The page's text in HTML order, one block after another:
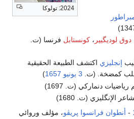
2024: تولوكا
لوديگيير ،كونستابل فرنسا (ت.
إنجليزي اكتشف الطبيعة الحقيقية
كمضخة. (ت. 3 يونيو 1657
)
رياضيات دنماركي (ت. 1697)
الإنگليزي (ت. 1680)
- أنطوان فرانسوا پريڤو، مؤلف وروائي